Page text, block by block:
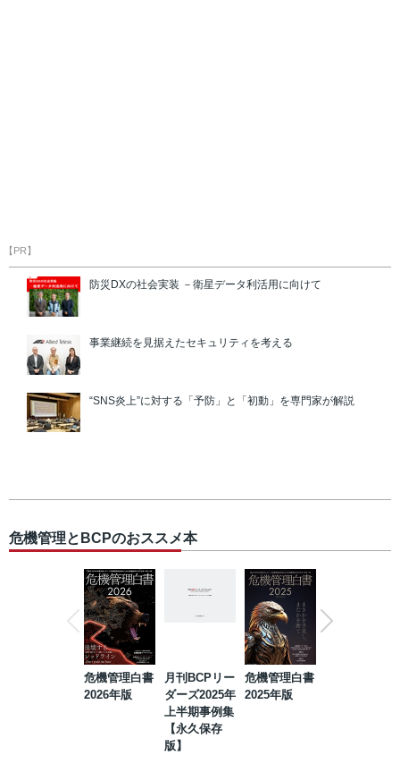
【PR】
防災DXの社会実装 －衛星データ利活用に向けて
事業継続を見据えたセキュリティを考える
“SNS炎上”に対する「予防」と「初動」を専門家が解説
危機管理とBCPのおススメ本
危機管理白書
2026年版
月刊BCPリー
ダーズ2025年
上半期事例集
【永久保存
版】
危機管理白書
2025年版